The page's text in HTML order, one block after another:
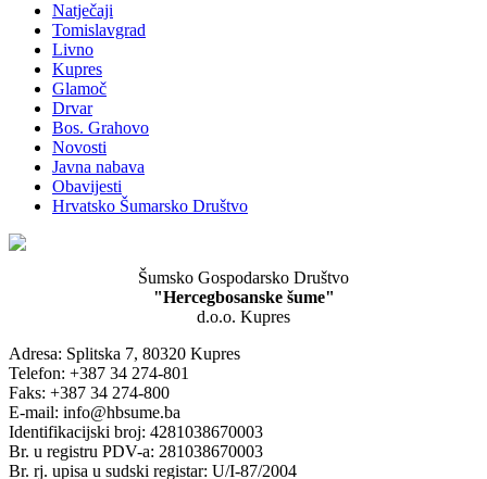
Natječaji
Tomislavgrad
Livno
Kupres
Glamoč
Drvar
Bos. Grahovo
Novosti
Javna nabava
Obavijesti
Hrvatsko Šumarsko Društvo
Šumsko Gospodarsko Društvo
"Hercegbosanske šume"
d.o.o. Kupres
Adresa: Splitska 7, 80320 Kupres
Telefon: +387 34 274-801
Faks: +387 34 274-800
E-mail: info@hbsume.ba
Identifikacijski broj: 4281038670003
Br. u registru PDV-a: 281038670003
Br. rj. upisa u sudski registar: U/I-87/2004